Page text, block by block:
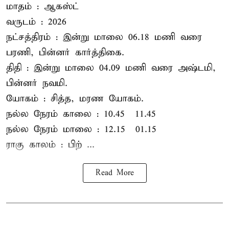
மாதம் : ஆகஸ்ட்
வருடம் : 2026
நட்சத்திரம் : இன்று மாலை 06.18 மணி வரை
பரணி, பின்னர் கார்த்திகை.
திதி : இன்று மாலை 04.09 மணி வரை அஷ்டமி,
பின்னர் நவமி.
யோகம் : சித்த, மரண யோகம்.
நல்ல நேரம் காலை : 10.45 – 11.45
நல்ல நேரம் மாலை : 12.15 – 01.15
ராகு காலம் : பிற் ...
Read More